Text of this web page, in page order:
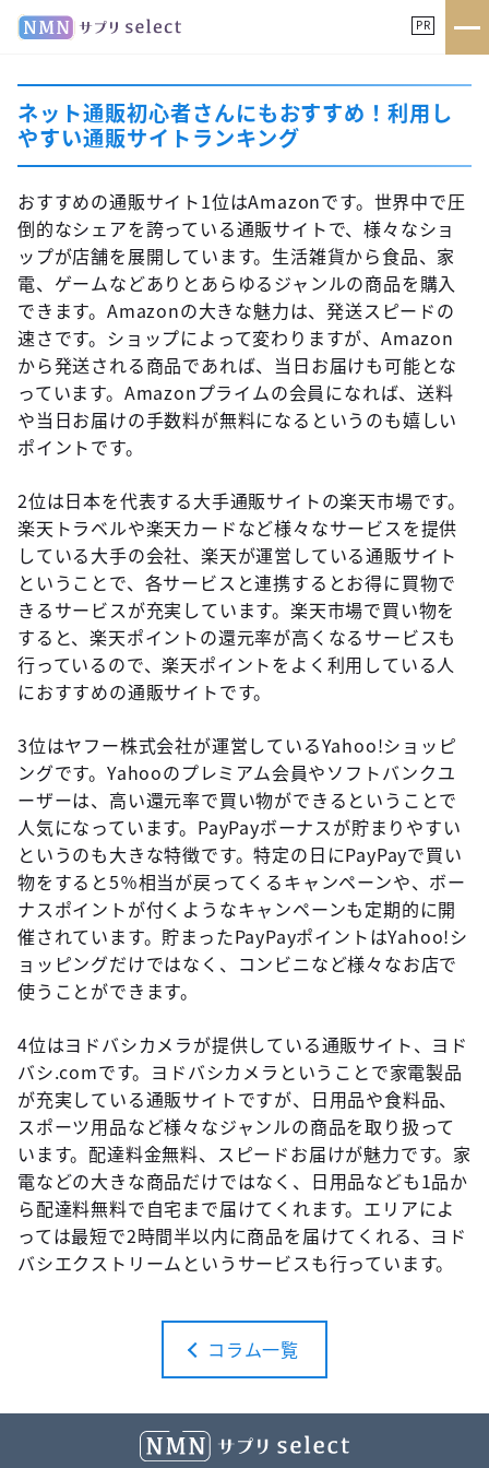
PR
ネット通販初心者さんにもおすすめ！利用し
やすい通販サイトランキング
おすすめの通販サイト1位はAmazonです。世界中で圧
倒的なシェアを誇っている通販サイトで、様々なショ
ップが店舗を展開しています。生活雑貨から食品、家
電、ゲームなどありとあらゆるジャンルの商品を購入
できます。Amazonの大きな魅力は、発送スピードの
速さです。ショップによって変わりますが、Amazon
から発送される商品であれば、当日お届けも可能とな
っています。Amazonプライムの会員になれば、送料
や当日お届けの手数料が無料になるというのも嬉しい
ポイントです。
2位は日本を代表する大手通販サイトの楽天市場です。
楽天トラベルや楽天カードなど様々なサービスを提供
している大手の会社、楽天が運営している通販サイト
ということで、各サービスと連携するとお得に買物で
きるサービスが充実しています。楽天市場で買い物を
すると、楽天ポイントの還元率が高くなるサービスも
行っているので、楽天ポイントをよく利用している人
におすすめの通販サイトです。
3位はヤフー株式会社が運営しているYahoo!ショッピ
ングです。Yahooのプレミアム会員やソフトバンクユ
ーザーは、高い還元率で買い物ができるということで
人気になっています。PayPayボーナスが貯まりやすい
というのも大きな特徴です。特定の日にPayPayで買い
物をすると5％相当が戻ってくるキャンペーンや、ボー
ナスポイントが付くようなキャンペーンも定期的に開
催されています。貯まったPayPayポイントはYahoo!シ
ョッピングだけではなく、コンビニなど様々なお店で
使うことができます。
4位はヨドバシカメラが提供している通販サイト、ヨド
バシ.comです。ヨドバシカメラということで家電製品
が充実している通販サイトですが、日用品や食料品、
スポーツ用品など様々なジャンルの商品を取り扱って
います。配達料金無料、スピードお届けが魅力です。家
電などの大きな商品だけではなく、日用品なども1品か
ら配達料無料で自宅まで届けてくれます。エリアによ
っては最短で2時間半以内に商品を届けてくれる、ヨド
バシエクストリームというサービスも行っています。
コラム一覧